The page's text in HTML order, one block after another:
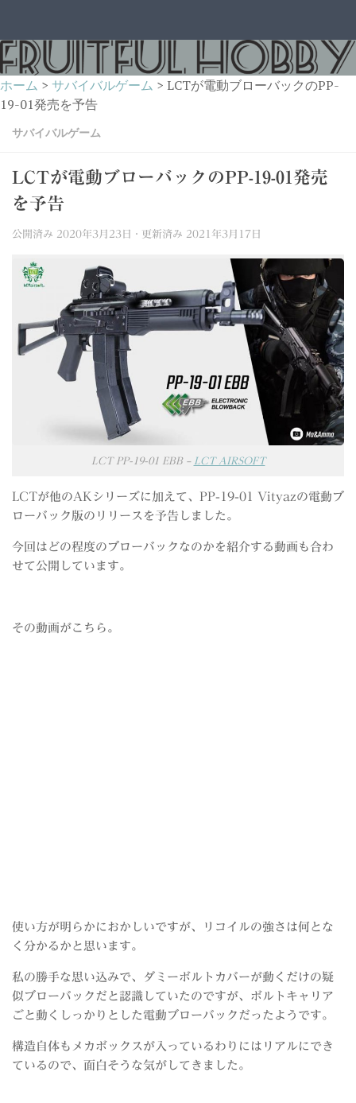
ホーム > サバイバルゲーム > LCTが電動ブローバックのPP-
19-01発売を予告
サバイバルゲーム
LCTが電動ブローバックのPP-19-01発売
を予告
公開済み 2020年3月23日 · 更新済み 2021年3月17日
LCT PP-19-01 EBB – LCT AIRSOFT
LCTが他のAKシリーズに加えて、PP-19-01 Vityazの電動ブ
ローバック版のリリースを予告しました。
今回はどの程度のブローバックなのかを紹介する動画も合わ
せて公開しています。
その動画がこちら。
使い方が明らかにおかしいですが、リコイルの強さは何とな
く分かるかと思います。
私の勝手な思い込みで、ダミーボルトカバーが動くだけの疑
似ブローバックだと認識していたのですが、ボルトキャリア
ごと動くしっかりとした電動ブローバックだったようです。
構造自体もメカボックスが入っているわりにはリアルにでき
ているので、面白そうな気がしてきました。